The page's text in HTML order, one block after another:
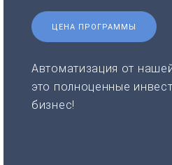
ЦЕНА ПРОГРАММЫ
Автоматизация от
это полноценные
бизнес!